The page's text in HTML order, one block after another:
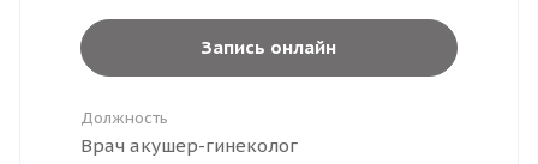
Запись онлайн
Должность
Врач акушер-гинеколог